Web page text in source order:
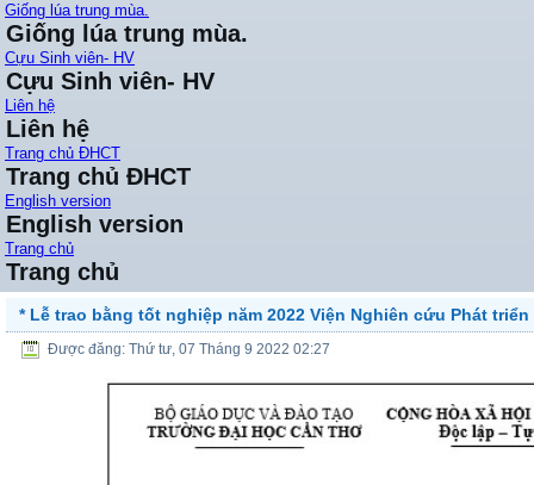
Giống lúa trung mùa.
Giống lúa trung mùa.
Cựu Sinh viên- HV
Cựu Sinh viên- HV
Liên hệ
Liên hệ
Trang chủ ĐHCT
Trang chủ ĐHCT
English version
English version
Trang chủ
Trang chủ
* Lễ trao bằng tốt nghiệp năm 2022 Viện Nghiên cứu Phát triển
Được đăng: Thứ tư, 07 Tháng 9 2022 02:27